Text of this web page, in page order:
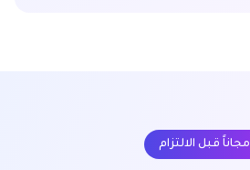
مجاناً قبل الالتزام